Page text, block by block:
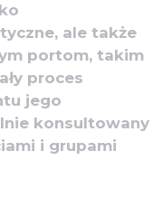
ale także
portom, takim
proces
jego
konsultowany
i grupami